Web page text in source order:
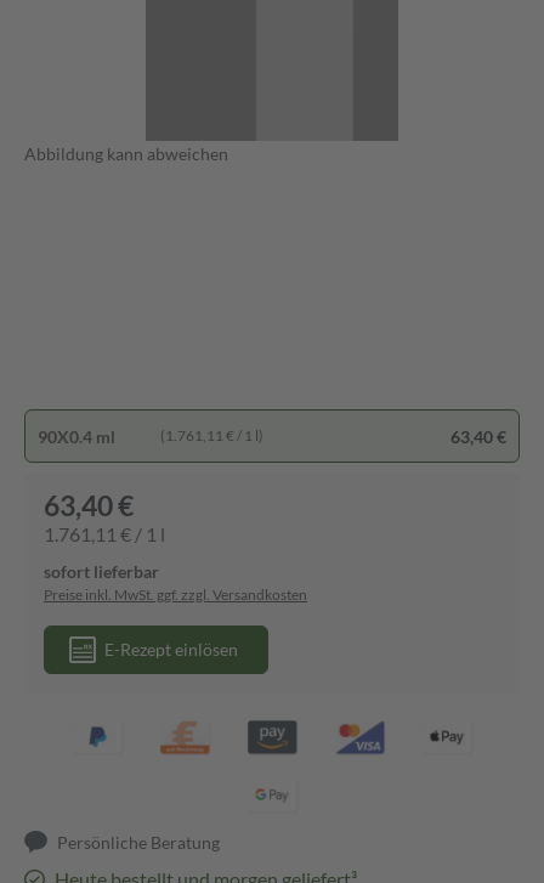
Abbildung kann abweichen
90X0.4 ml (1.761,11 € / 1 l) 63,40 €
63,40 €
1.761,11 € / 1 l
sofort lieferbar
Preise inkl. MwSt. ggf. zzgl. Versandkosten
E-Rezept einlösen
Persönliche Beratung